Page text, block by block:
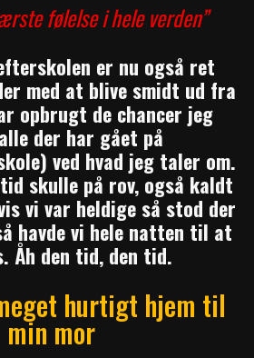
følelse i hele verden”
er nu også ret
med at blive smidt ud fra
opbrugt de chancer jeg
der har gået på
ved hvad jeg taler om.
skulle på rov, også kaldt
vi var heldige så stod der
havde vi hele natten til at
Åh den tid, den tid.
hurtigt hjem til
min mor